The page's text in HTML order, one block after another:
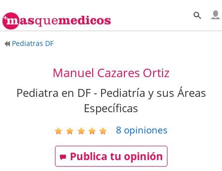
Pediatras DF
Manuel Cazares Ortiz
Pediatra en DF - Pediatría y sus Áreas
Específicas
8 opiniones
Publica tu opinión